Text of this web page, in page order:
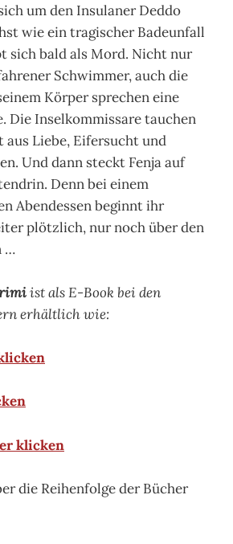
um den Insulaner Deddo
wie ein tragischer Badeunfall
sich bald als Mord. Nicht nur
Schwimmer, auch die
Körper sprechen eine
Die Inselkommissare tauchen
aus Liebe, Eifersucht und
Und dann steckt Fenja auf
Denn bei einem
Abendessen beginnt ihr
plötzlich, nur noch über den
…
ist als E-Book bei den
erhältlich wie:
klicken
die Reihenfolge der Bücher